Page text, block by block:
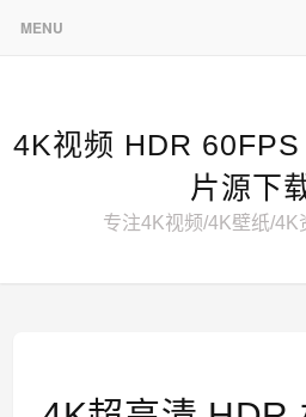
MENU
4K视频 HDR
片源下
专注4K视频/4K壁纸/4K